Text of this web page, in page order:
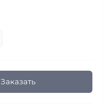
Заказать